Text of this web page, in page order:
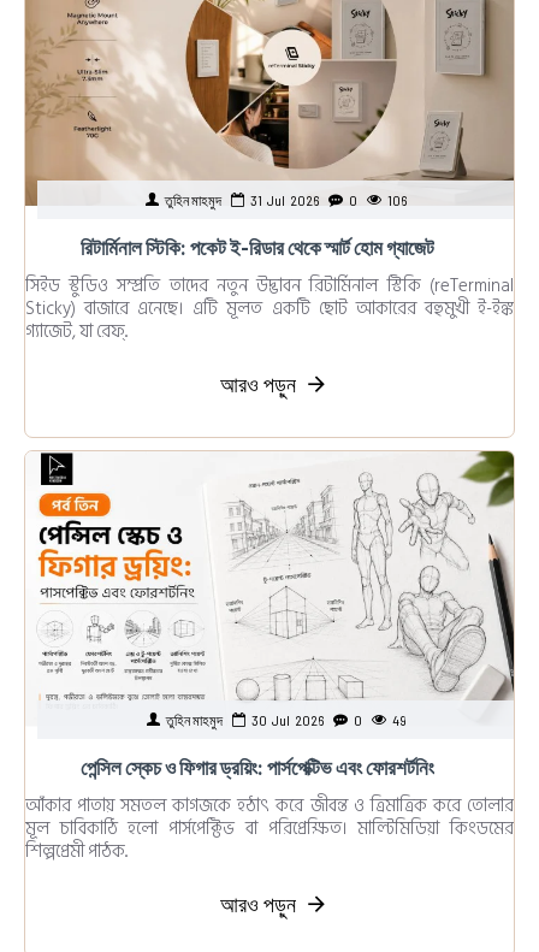
তুহিন মাহমুদ 31 Jul 2026 0 106
রিটার্মিনাল স্টিকি: পকেট ই-রিডার থেকে স্মার্ট হোম গ্যাজেট
সিইড স্টুডিও সম্প্রতি তাদের নতুন উদ্ভাবন রিটার্মিনাল স্টিকি (reTerminal
Sticky) বাজারে এনেছে। এটি মূলত একটি ছোট আকারের বহুমুখী ই-ইঙ্ক
গ্যাজেট, যা রেফ্..
আরও পড়ুন
তুহিন মাহমুদ 30 Jul 2026 0 49
পেন্সিল স্কেচ ও ফিগার ড্রয়িং: পার্সপেক্টিভ এবং ফোরশর্টনিং
আঁকার পাতায় সমতল কাগজকে হঠাৎ করে জীবন্ত ও ত্রিমাত্রিক করে তোলার
মূল চাবিকাঠি হলো পার্সপেক্টিভ বা পরিপ্রেক্ষিত। মাল্টিমিডিয়া কিংডমের
শিল্পপ্রেমী পাঠক..
আরও পড়ুন